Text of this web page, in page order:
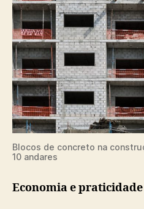
Blocos de concreto na
10 andares
Economia e praticidade